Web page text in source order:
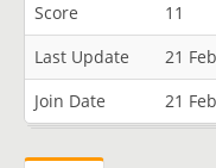
Score
11
Last Update
21
Join Date
21